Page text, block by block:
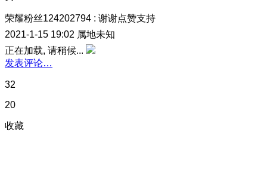
荣耀粉丝124202794 : 谢谢点赞支持
2021-1-15 19:02 属地未知
正在加载, 请稍候...
发表评论…
32
20
收藏